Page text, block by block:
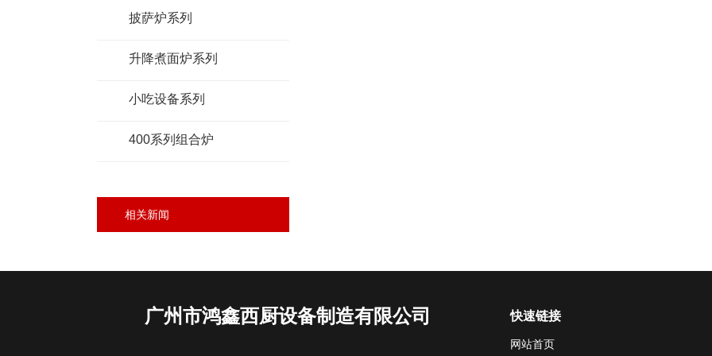
披萨炉系列
升降煮面炉系列
小吃设备系列
400系列组合炉
相关新闻
广州市鸿鑫西厨设备制造有限公司 快速链接
网站首页